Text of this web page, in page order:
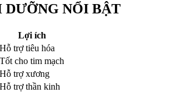
DƯỠNG NỔI BẬT
Lợi ích
Hỗ trợ tiêu hóa
Tốt cho tim mạch
Hỗ trợ xương
Hỗ trợ thần kinh